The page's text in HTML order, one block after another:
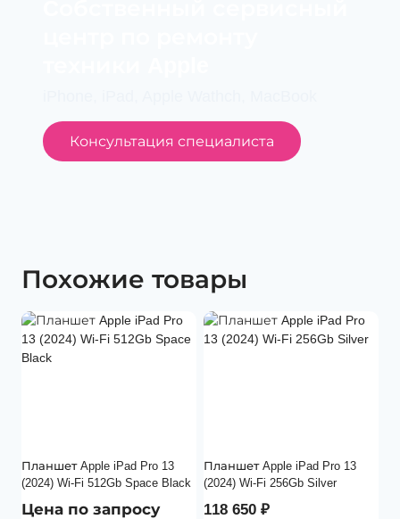
Консультация специалиста
Похожие товары
Планшет Apple iPad Pro 13
(2024) Wi-Fi 512Gb Space Black
Цена по запросу
Планшет Apple iPad Pro 13
(2024) Wi-Fi 256Gb Silver
118 650 ₽